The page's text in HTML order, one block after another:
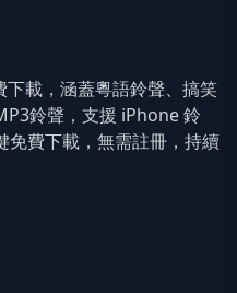
載，涵蓋粵語鈴聲、搞笑
鈴聲，支援 iPhone 鈴
免費下載，無需註冊，持續